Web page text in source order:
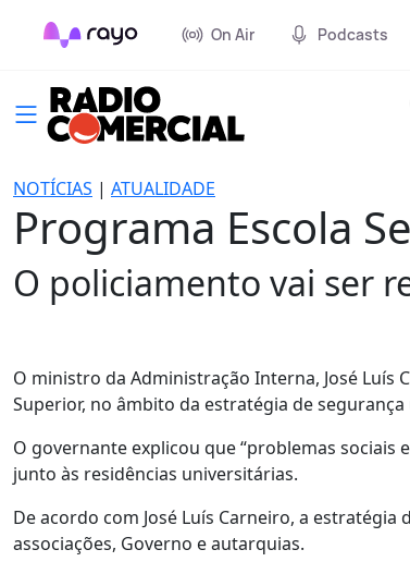
On Air Podcasts
NOTÍCIAS | ATUALIDADE
Programa Escola
O policiamento vai ser
O ministro da Administração Interna, José Luís
Superior, no âmbito da estratégia de segurança
O governante explicou que “problemas
junto às residências universitárias.
De acordo com José Luís Carneiro, a
associações, Governo e autarquias.